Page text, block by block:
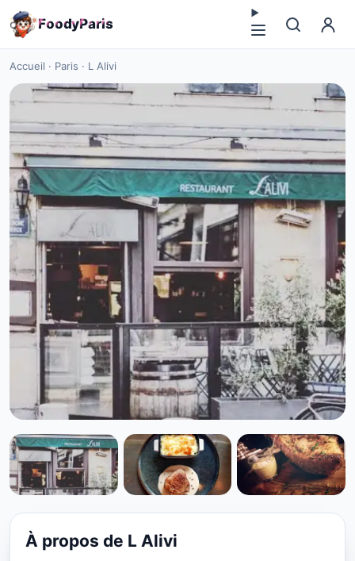
FoodyParis
Accueil · Paris · L Alivi
CUISINE EUROPÉENNE
L Alivi à Paris
★ 4.5/5
À propos de L Alivi